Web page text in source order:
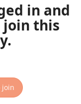
in and
join this
join